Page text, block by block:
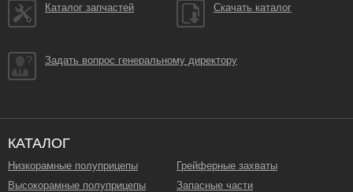
Каталог запчастей Скачать каталог
Задать вопрос генеральному директору
КАТАЛОГ
Низкорамные полуприцепы
Высокорамные полуприцепы
Грейферные захваты
Запасные части